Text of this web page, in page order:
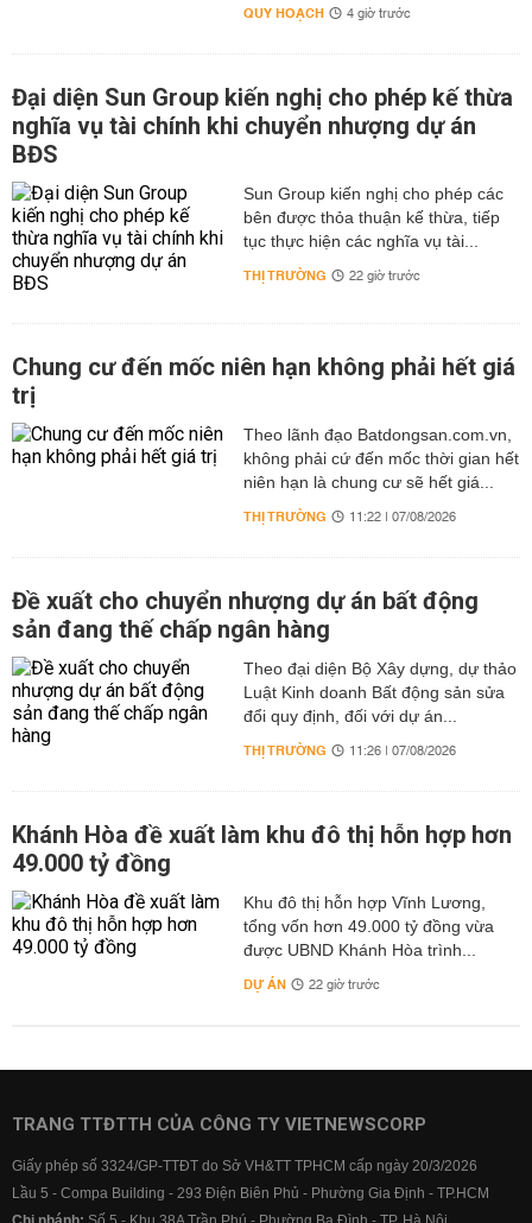
QUY HOẠCH 4 giờ trước
Đại diện Sun Group kiến nghị cho phép kế thừa
nghĩa vụ tài chính khi chuyển nhượng dự án
BĐS
Sun Group kiến nghị cho phép các
bên được thỏa thuận kế thừa, tiếp
tục thực hiện các nghĩa vụ tài...
THỊ TRƯỜNG 22 giờ trước
Chung cư đến mốc niên hạn không phải hết giá
trị
Theo lãnh đạo Batdongsan.com.vn,
không phải cứ đến mốc thời gian hết
niên hạn là chung cư sẽ hết giá...
THỊ TRƯỜNG 11:22 | 07/08/2026
Đề xuất cho chuyển nhượng dự án bất động
sản đang thế chấp ngân hàng
Theo đại diện Bộ Xây dựng, dự thảo
Luật Kinh doanh Bất động sản sửa
đổi quy định, đối với dự án...
THỊ TRƯỜNG 11:26 | 07/08/2026
Khánh Hòa đề xuất làm khu đô thị hỗn hợp hơn
49.000 tỷ đồng
Khu đô thị hỗn hợp Vĩnh Lương,
tổng vốn hơn 49.000 tỷ đồng vừa
được UBND Khánh Hòa trình...
DỰ ÁN 22 giờ trước
TRANG TTĐTTH CỦA CÔNG TY VIETNEWSCORP
Giấy phép số 3324/GP-TTĐT do Sở VH&TT TPHCM cấp ngày 20/3/2026
Lầu 5 - Compa Building - 293 Điện Biên Phủ - Phường Gia Định - TP.HCM